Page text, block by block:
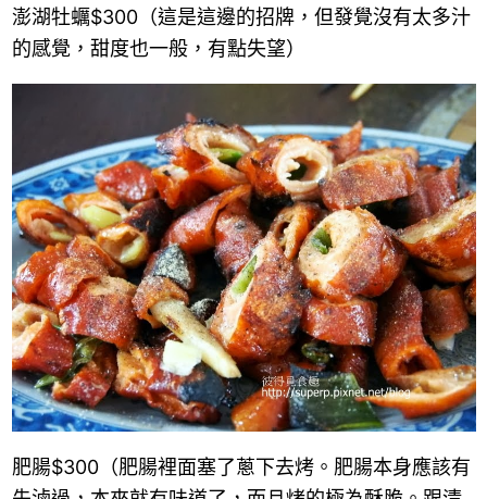
澎湖牡蠣$300（這是這邊的招牌，但發覺沒有太多汁
的感覺，甜度也一般，有點失望）
肥腸$300（肥腸裡面塞了蔥下去烤。肥腸本身應該有